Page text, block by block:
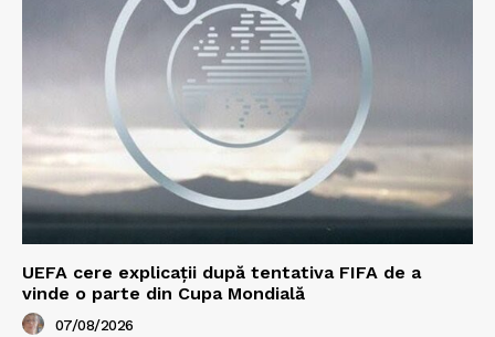
UEFA cere explicații după tentativa FIFA de a
vinde o parte din Cupa Mondială
07/08/2026